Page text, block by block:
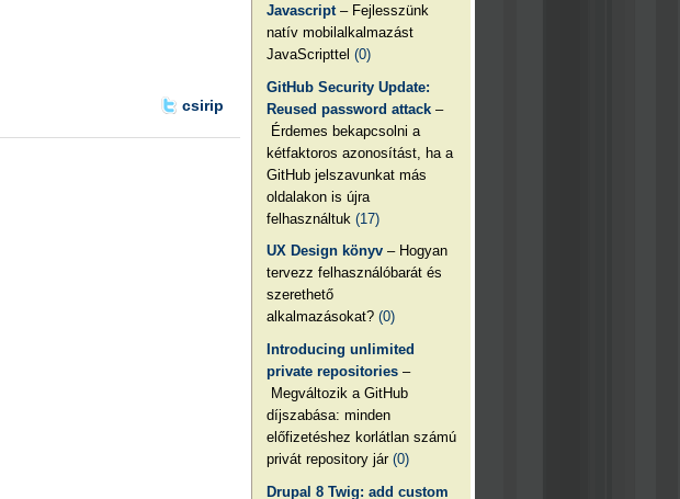
csirip
Javascript – Fejlesszünk
natív mobilalkalmazást
JavaScripttel(0)
GitHub Security Update:
Reused password attack –
Érdemes bekapcsolni a
kétfaktoros azonosítást, ha a
GitHub jelszavunkat más
oldalakon is újra
felhasználtuk(17)
UX Design könyv – Hogyan
tervezz felhasználóbarát és
szerethető
alkalmazásokat?(0)
Introducing unlimited
private repositories –
Megváltozik a GitHub
díjszabása: minden
előfizetéshez korlátlan számú
privát repository jár(0)
Drupal 8 Twig: add custom